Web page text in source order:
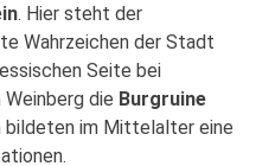
. Hier steht der
Wahrzeichen der Stadt
Seite bei
die Burgruine
bildeten im Mittelalter eine